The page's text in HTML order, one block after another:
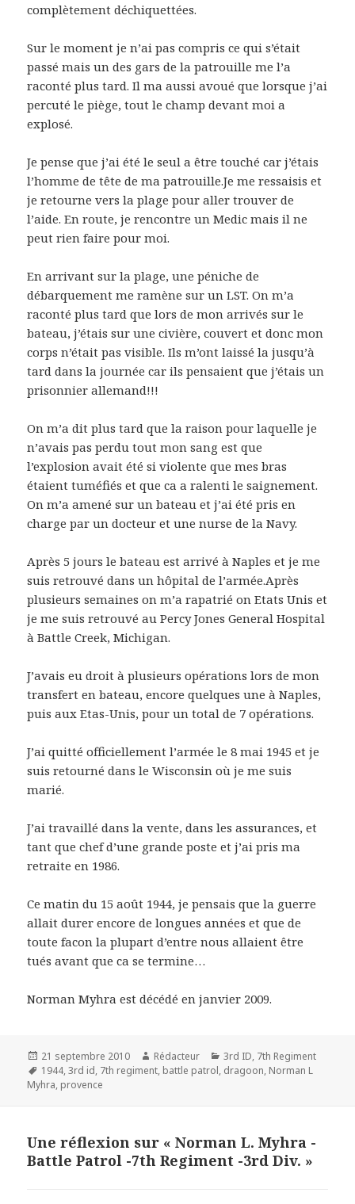
complètement déchiquettées.
Sur le moment je n’ai pas compris ce qui s’était
passé mais un des gars de la patrouille me l’a
raconté plus tard. Il ma aussi avoué que lorsque j’ai
percuté le piège, tout le champ devant moi a
explosé.
Je pense que j’ai été le seul a être touché car j’étais
l’homme de tête de ma patrouille.Je me ressaisis et
je retourne vers la plage pour aller trouver de
l’aide. En route, je rencontre un Medic mais il ne
peut rien faire pour moi.
En arrivant sur la plage, une péniche de
débarquement me ramène sur un LST. On m’a
raconté plus tard que lors de mon arrivés sur le
bateau, j’étais sur une civière, couvert et donc mon
corps n’était pas visible. Ils m’ont laissé la jusqu’à
tard dans la journée car ils pensaient que j’étais un
prisonnier allemand!!!
On m’a dit plus tard que la raison pour laquelle je
n’avais pas perdu tout mon sang est que
l’explosion avait été si violente que mes bras
étaient tuméfiés et que ca a ralenti le saignement.
On m’a amené sur un bateau et j’ai été pris en
charge par un docteur et une nurse de la Navy.
Après 5 jours le bateau est arrivé à Naples et je me
suis retrouvé dans un hôpital de l’armée.Après
plusieurs semaines on m’a rapatrié on Etats Unis et
je me suis retrouvé au Percy Jones General Hospital
à Battle Creek, Michigan.
J’avais eu droit à plusieurs opérations lors de mon
transfert en bateau, encore quelques une à Naples,
puis aux Etas-Unis, pour un total de 7 opérations.
J’ai quitté officiellement l’armée le 8 mai 1945 et je
suis retourné dans le Wisconsin où je me suis
marié.
J’ai travaillé dans la vente, dans les assurances, et
tant que chef d’une grande poste et j’ai pris ma
retraite en 1986.
Ce matin du 15 août 1944, je pensais que la guerre
allait durer encore de longues années et que de
toute facon la plupart d’entre nous allaient être
tués avant que ca se termine…
Norman Myhra est décédé en janvier 2009.
Publié
le
21 septembre 2010 Auteur
Rédacteur Catégories
3rd ID, 7th Regiment
Mots-
clés
1944,3rd id, 7th regiment, battle patrol, dragoon, Norman L
Myhra, provence
Une réflexion sur « Norman L. Myhra -
Battle Patrol -7th Regiment -3rd Div. »